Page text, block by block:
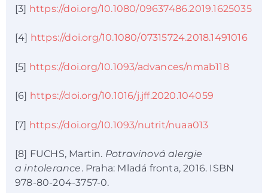
[3] https://doi.org/10.1080/09637486.2019.1625035
[4] https://doi.org/10.1080/07315724.2018.1491016
[5] https://doi.org/10.1093/advances/nmab118
[6] https://doi.org/10.1016/j.jff.2020.104059
[7] https://doi.org/10.1093/nutrit/nuaa013
[8] FUCHS, Martin. Potravinová alergie
a intolerance. Praha: Mladá fronta, 2016. ISBN
978-80-204-3757-0.